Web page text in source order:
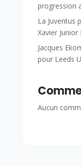
progression
La Juventus
Xavier
Jacques
pour Leeds
Aucun